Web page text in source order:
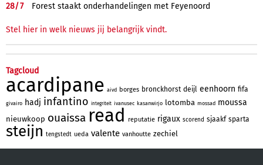
28/7 Forest staakt onderhandelingen met Feyenoord
Stel hier in welk nieuws jij belangrijk vindt.
Tagcloud
acardipane aivd borges bronckhorst deijl eenhoorn fifa
givairo hadj infantino integriteit ivanusec kasanwirjo lotomba mossad moussa
nieuwkoop ouaissa read reputatie rigaux scorend sjaakf sparta
steijn tengstedt ueda valente vanhoutte zechiel